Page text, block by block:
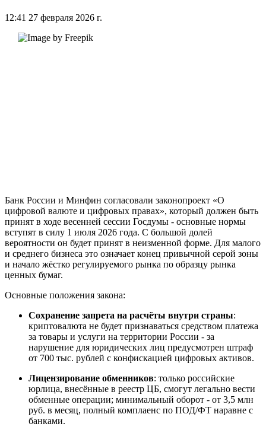
12:41 27 февраля 2026 г.
Банк России и Минфин согласовали законопроект «О
цифровой валюте и цифровых правах», который должен быть
принят в ходе весенней сессии Госдумы - основные нормы
вступят в силу 1 июля 2026 года. С большой долей
вероятности он будет принят в неизменной форме. Для малого
и среднего бизнеса это означает конец привычной серой зоны
и начало жёстко регулируемого рынка по образцу рынка
ценных бумаг.
Основные положения закона:
Сохранение запрета на расчёты внутри страны:
криптовалюта не будет признаваться средством платежа
за товары и услуги на территории России - за
нарушение для юридических лиц предусмотрен штраф
от 700 тыс. рублей с конфискацией цифровых активов.
Лицензирование обменников: только российские
юрлица, внесённые в реестр ЦБ, смогут легально вести
обменные операции; минимальный оборот - от 3,5 млн
руб. в месяц, полный комплаенс по ПОД/ФТ наравне с
банками.